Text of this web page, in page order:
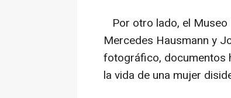
Por otro lado, el
Mercedes Hausmann y
fotográfico, documentos
la vida de una mujer